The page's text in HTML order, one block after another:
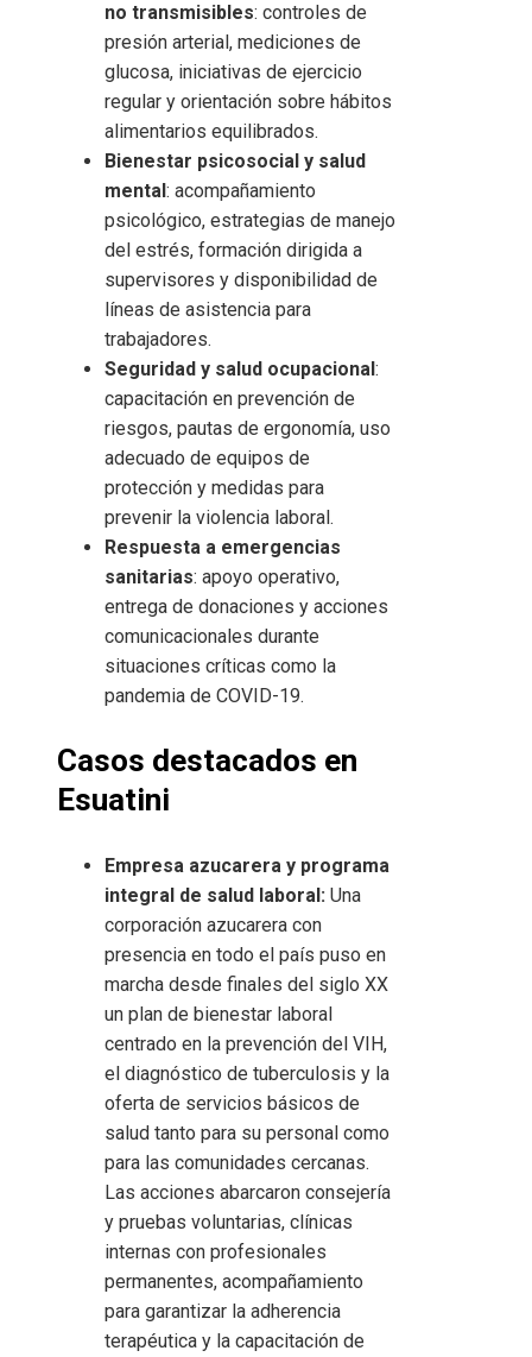
no transmisibles: controles de
presión arterial, mediciones de
glucosa, iniciativas de ejercicio
regular y orientación sobre hábitos
alimentarios equilibrados.
Bienestar psicosocial y salud
mental : acompañamiento
psicológico, estrategias de manejo
del estrés, formación dirigida a
supervisores y disponibilidad de
líneas de asistencia para
trabajadores.
Seguridad y salud ocupacional :
capacitación en prevención de
riesgos, pautas de ergonomía, uso
adecuado de equipos de
protección y medidas para
prevenir la violencia laboral.
Respuesta a emergencias
sanitarias: apoyo operativo,
entrega de donaciones y acciones
comunicacionales durante
situaciones críticas como la
pandemia de COVID-19.
Casos destacados en
Esuatini
Empresa azucarera y programa
integral de salud laboral: Una
corporación azucarera con
presencia en todo el país puso en
marcha desde finales del siglo XX
un plan de bienestar laboral
centrado en la prevención del VIH,
el diagnóstico de tuberculosis y la
oferta de servicios básicos de
salud tanto para su personal como
para las comunidades cercanas.
Las acciones abarcaron consejería
y pruebas voluntarias, clínicas
internas con profesionales
permanentes, acompañamiento
para garantizar la adherencia
terapéutica y la capacitación de